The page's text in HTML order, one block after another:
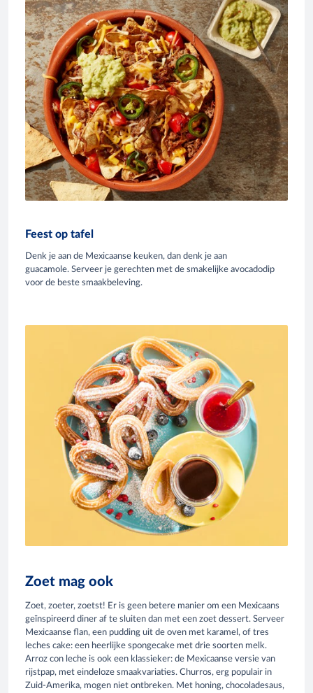
Feest op tafel
Denk je aan de Mexicaanse keuken, dan denk je aan
guacamole. Serveer je gerechten met de smakelijke avocadodip
voor de beste smaakbeleving.
Zoet mag ook
Zoet, zoeter, zoetst! Er is geen betere manier om een Mexicaans
geïnspireerd diner af te sluiten dan met een zoet dessert. Serveer
Mexicaanse flan, een pudding uit de oven met karamel, of tres
leches cake: een heerlijke spongecake met drie soorten melk.
Arroz con leche is ook een klassieker: de Mexicaanse versie van
rijstpap, met eindeloze smaakvariaties. Churros, erg populair in
Zuid-Amerika, mogen niet ontbreken. Met honing, chocoladesaus,